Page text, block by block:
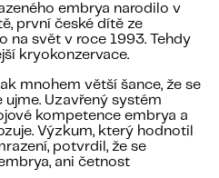
embrya narodilo v
první české dítě ze
na svět v roce 1993. Tehdy
kryokonzervace.
mnohem větší šance, že se
Uzavřený systém
kompetence embrya a
Výzkum, který hodnotil
potvrdil, že se
ani četnost